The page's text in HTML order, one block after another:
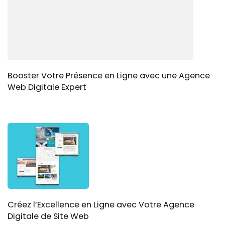
Booster Votre Présence en Ligne avec une Agence
Web Digitale Expert
Créez l’Excellence en Ligne avec Votre Agence
Digitale de Site Web